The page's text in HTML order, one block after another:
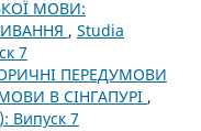
МОВИ:
, Studia
7
ПЕРЕДУМОВИ
В СІНГАПУРІ ,
Випуск 7